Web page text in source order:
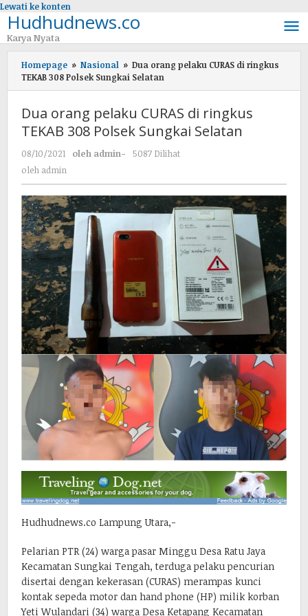
Lewati ke konten
Hudhudnews.co
Karya Nyata
Homepage » Nasional » Dua orang pelaku CURAS di ringkus
TEKAB 308 Polsek Sungkai Selatan
Dua orang pelaku CURAS di ringkus
TEKAB 308 Polsek Sungkai Selatan
08/10/2021 oleh admin-
5087 Dilihat
oleh admin
Hudhudnews.co Lampung Utara,-
Pelarian PTR (24) warga pasar Minggu Desa Ratu Jaya
Kecamatan Sungkai Tengah, terduga pelaku pencurian
disertai dengan kekerasan (CURAS) merampas kunci
kontak sepeda motor dan hand phone (HP) milik korban
Yeti Wulandari (34) warga Desa Ketapang Kecamatan